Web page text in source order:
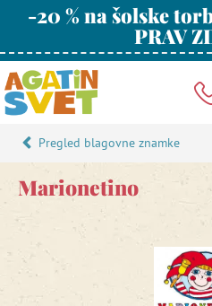
-20 % na šolske
PRAV
Pregled blagovne znamke
Marionetino